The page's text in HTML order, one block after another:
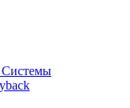
Системы